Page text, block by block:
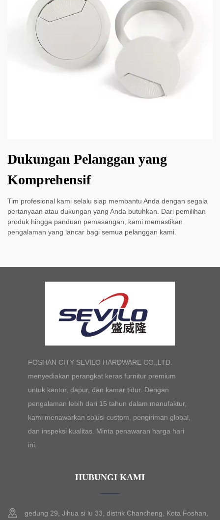
Dukungan Pelanggan yang
Komprehensif
Tim profesional kami selalu siap membantu Anda dengan segala
pertanyaan atau dukungan yang Anda butuhkan. Dari pemilihan
produk hingga panduan pemasangan, kami memastikan
pengalaman yang lancar bagi semua pelanggan kami.
FOSHAN CITY SEVILO HARDWARE CO.,LTD.
menyediakan perangkat keras furnitur premium
untuk kantor, dapur, dan kamar tidur. Dengan
pengalaman lebih dari 15 tahun dalam manufaktur,
kami menawarkan solusi custom, pengiriman global,
dan inspeksi kualitas. Minta penawaran harga hari
ini.
HUBUNGI KAMI
gedung 29, Jihua si lu 33, distrik Chancheng, Kota Foshan,